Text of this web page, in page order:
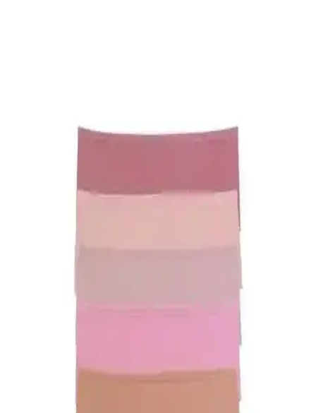
Naked and Famous True Girl Chocolate Milk
Selvedge: Kadınlara Özel Selvedge Denim Tasarımı
ve Özellikleri
bedenine uygun kesimi ve çikolata renkli kenar ipliğiyle estetik bir
DeFacto Kadın Çorapları Karşılaştırması:
Kaydırmaz Pilates ve Görünmez Babet Modelleri
İki farklı DeFacto kadın çorap modelinin malzeme, konfor,
parçalar arasında küçük siyah elbise, iyi kesim blazer ve takım
elbiseler öne çıkar. Kişisel tercihler ve yaşam tarzı seçimlerde